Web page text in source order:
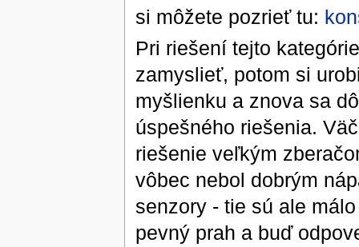
si môžete pozrieť tu:
Pri riešení tejto
zamyslieť, potom si
myšlienku a znova sa
úspešného riešenia.
riešenie veľkým
vôbec nebol dobrým
senzory - tie sú ale
pevný prah a buď